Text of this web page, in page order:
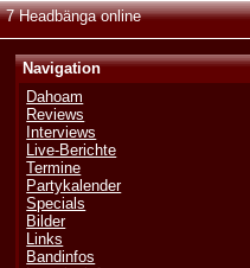
7 Headbänga online
Navigation
Dahoam
Reviews
Interviews
Live-Berichte
Termine
Partykalender
Specials
Bilder
Links
Bandinfos